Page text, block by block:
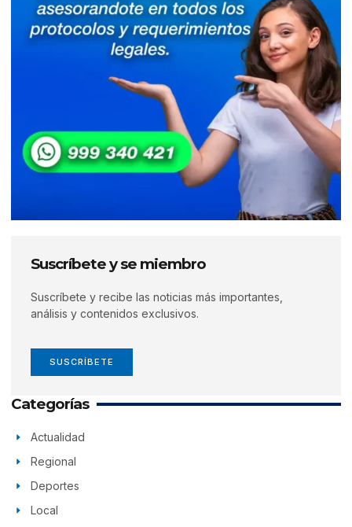
Suscríbete y se miembro
Suscríbete y recibe las noticias más importantes,
análisis y contenidos exclusivos.
SUSCRÍBETE
Categorías
Actualidad
Regional
Deportes
Local